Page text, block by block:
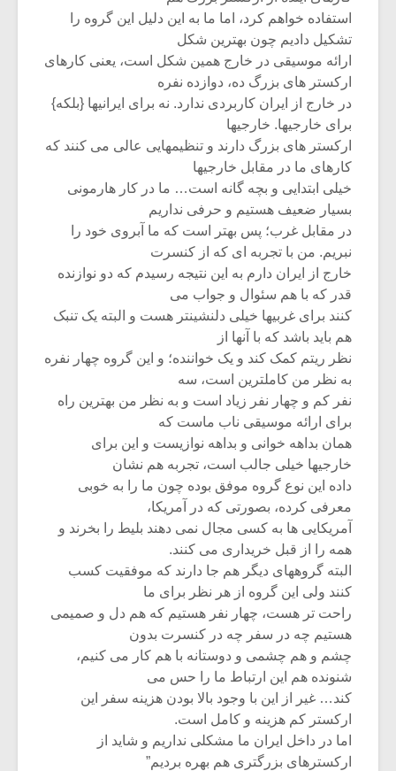
استفاده خواهم کرد، اما ما به این دلیل این گروه را
تشکیل دادیم چون بهترین شکل
ارائه موسیقی در خارج همین شکل است، یعنی کارهای
ارکستر های بزرگ ده، دوازده نفره
در خارج از ایران کاربردی ندارد. نه برای ایرانیها {بلکه}
برای خارجیها. خارجیها
ارکستر های بزرگ دارند و تنظیمهایی عالی می کنند که
کارهای ما در مقابل خارجیها
خیلی ابتدایی و بچه گانه است… ما در کار هارمونی
بسیار ضعیف هستیم و حرفی نداریم
در مقابل غرب؛ پس بهتر است که ما آبروی خود را
نبریم. من با تجربه ای که از کنسرت
خارج از ایران دارم به این نتیجه رسیدم که دو نوازنده
قدر که با هم سئوال و جواب می
کنند برای غربیها خیلی دلنشینتر هست و البته یک تنبک
هم باید باشد که با آنها از
نظر ریتم کمک کند و یک خواننده؛ و این گروه چهار نفره
به نظر من کاملترین است، سه
نفر کم و چهار نفر زیاد است و به نظر من بهترین راه
برای ارائه موسیقی ناب ماست که
همان بداهه خوانی و بداهه نوازیست و این برای
خارجیها خیلی جالب است، تجربه هم نشان
داده این نوع گروه موفق بوده چون ما را به خوبی
معرفی کرده، بصورتی که در آمریکا،
آمریکایی ها به کسی مجال نمی دهند بلیط را بخرند و
همه را از قبل خریداری می کنند.
البته گروههای دیگر هم جا دارند که موفقیت کسب
کنند ولی این گروه از هر نظر برای ما
راحت تر هست، چهار نفر هستیم که هم دل و صمیمی
هستیم چه در سفر چه در کنسرت بدون
چشم و هم چشمی و دوستانه با هم کار می کنیم،
شنونده هم این ارتباط ما را حس می
کند… غیر از این با وجود بالا بودن هزینه سفر این
ارکستر کم هزینه و کامل است.
اما در داخل ایران ما مشکلی نداریم و شاید از
ارکسترهای بزرگتری هم بهره بردیم”